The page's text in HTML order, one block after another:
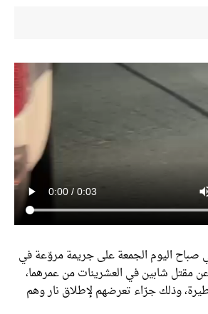
اليوم الجمعة على جريمة مروّعة في
شابين في العشرينات من عمرهما،
جرّاء تعرضهم لإطلاق نار وهم